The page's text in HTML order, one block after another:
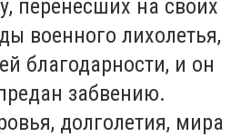
перенесших на своих
военного лихолетья,
благодарности, и он
забвению.
долголетия, мира